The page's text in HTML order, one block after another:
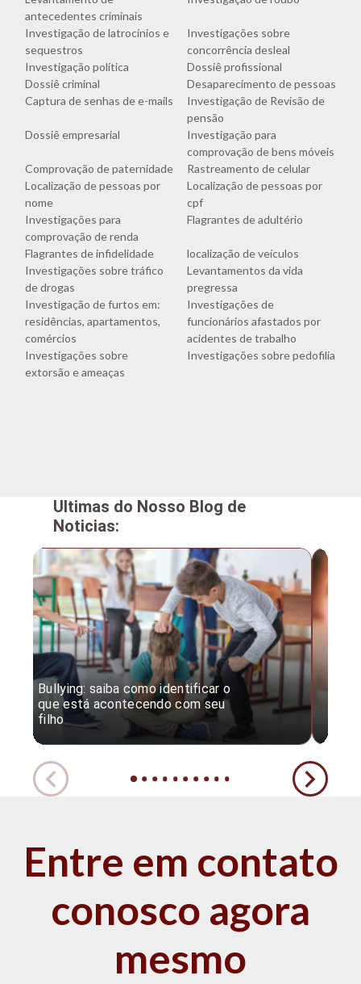
antecedentes criminais
Investigação de latrocínios e
sequestros
Investigações sobre
concorrência desleal
Investigação política
Dossiê profissional
Dossiê criminal
Desaparecimento de pessoas
Captura de senhas de e-mails
Investigação de Revisão de
pensão
Dossiê empresarial
Investigação para
comprovação de bens móveis
Comprovação de paternidade
Rastreamento de celular
Localização de pessoas por
nome
Localização de pessoas por
cpf
Investigações para
comprovação de renda
Flagrantes de adultério
Flagrantes de infidelidade
localização de veículos
Investigações sobre tráfico
de drogas
Levantamentos da vida
pregressa
Investigação de furtos em:
residências, apartamentos,
comércios
Investigações de
funcionários afastados por
acidentes de trabalho
Investigações sobre
extorsão e ameaças
Investigações sobre pedofilia
Ultimas do Nosso Blog de
Noticias:
Bullying: saiba como identificar o
que está acontecendo com seu
filho
Entre em contato
conosco agora
mesmo